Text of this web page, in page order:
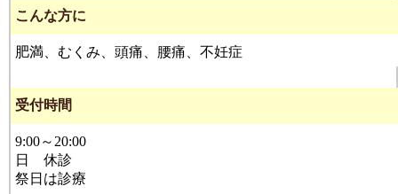
こんな方に
肥満、むくみ、頭痛、腰痛、不妊症
受付時間
9:00～20:00
日 休診
祭日は診療